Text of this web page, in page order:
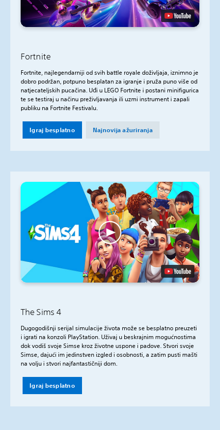
Fortnite
Fortnite, najlegendarniji od svih battle royale doživljaja, iznimno je
dobro podržan, potpuno besplatan za igranje i pruža puno više od
natjecateljskih pucačina. Uđi u LEGO Fortnite i postani minifigurica
te se testiraj u načinu preživljavanja ili uzmi instrument i zapali
publiku na Fortnite Festivalu.
Igraj besplatno Najnovija ažuriranja
The Sims 4
Dugogodišnji serijal simulacije života može se besplatno preuzeti
i igrati na konzoli PlayStation. Uživaj u beskrajnim mogućnostima
dok vodiš svoje Simse kroz životne uspone i padove. Stvori svoje
Simse, dajući im jedinstven izgled i osobnosti, a zatim pusti mašti
na volju i stvori najfantastičniji dom.
Igraj besplatno